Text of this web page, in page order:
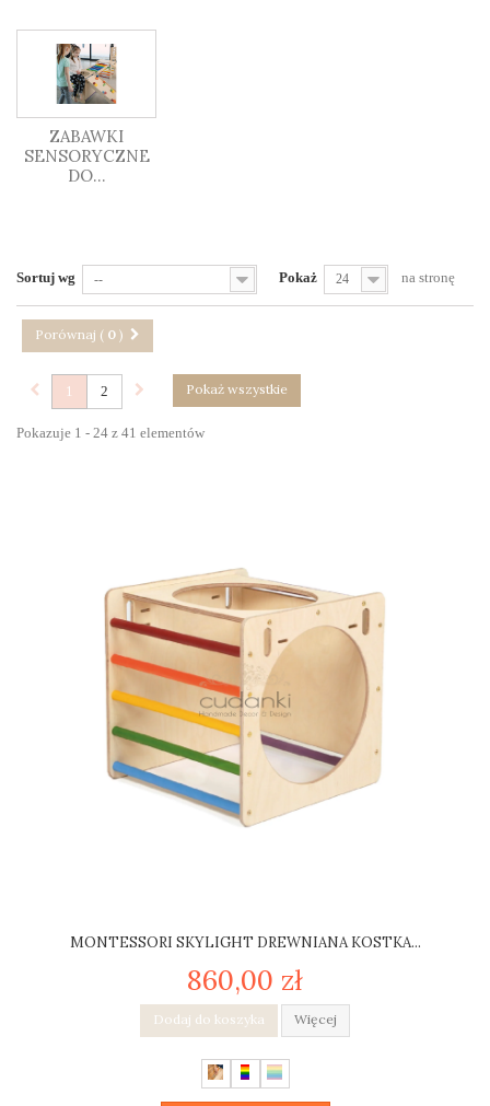
ZABAWKI
SENSORYCZNE
DO...
Sortuj wg -- Pokaż 24 na stronę
Porównaj ( 0 )
Pokaż wszystkie
1 2
Pokazuje 1 - 24 z 41 elementów
MONTESSORI SKYLIGHT DREWNIANA KOSTKA...
860,00 zł
Dodaj do koszyka Więcej